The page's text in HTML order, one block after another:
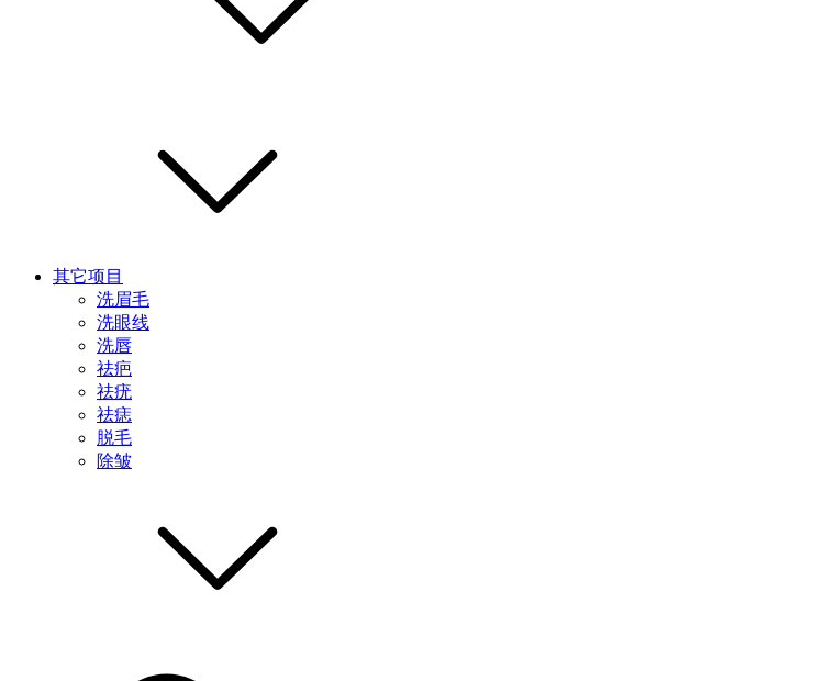
其它项目
洗眉毛
洗眼线
洗唇
祛疤
祛疣
祛痣
脱毛
除皱